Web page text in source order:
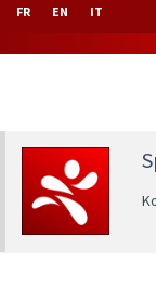
FR EN IT